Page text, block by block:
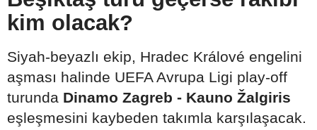
kim olacak?
Siyah-beyazlı ekip, Hradec Králové engelini
aşması halinde UEFA Avrupa Ligi play-off
turunda Dinamo Zagreb - Kauno Žalgiris
eşleşmesini kaybeden takımla karşılaşacak.